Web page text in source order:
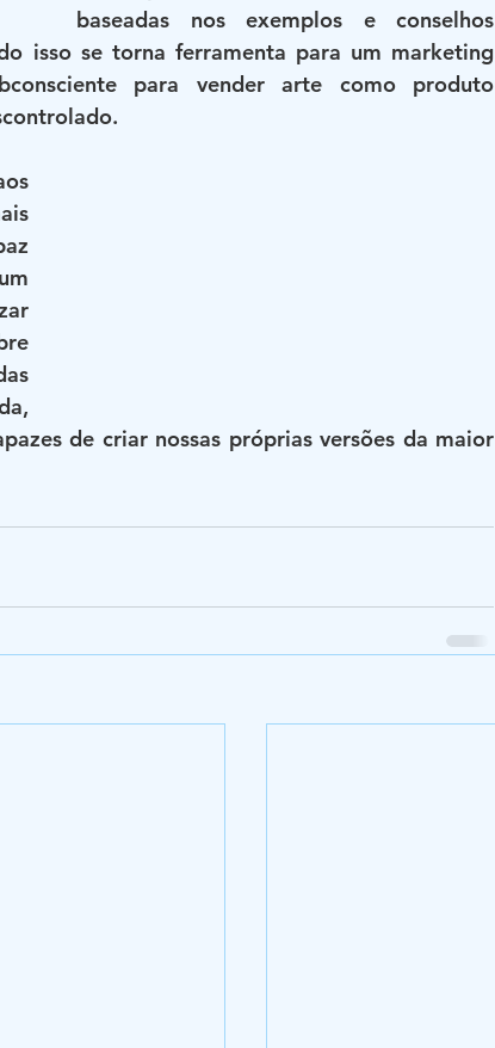
baseadas nos exemplos e conselhos
isso se torna ferramenta para um marketing
para vender arte como produto
de criar nossas próprias versões da maior